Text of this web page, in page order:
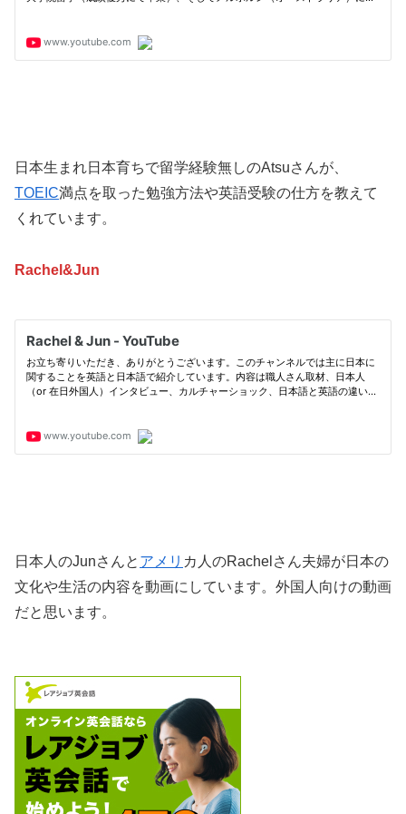
日本生まれ日本育ちで留学経験無しのAtsuさんが、
TOEIC満点を取った勉強方法や英語受験の仕方を教えて
くれています。
Rachel&Jun
日本人のJunさんと アメリ カ人のRachelさん夫婦が日本の
文化や生活の内容を動画にしています。外国人向けの動画
だと思います。